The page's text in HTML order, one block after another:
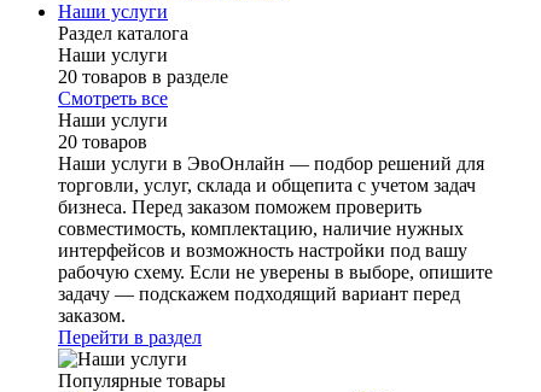
Наши услуги
Раздел каталога
Наши услуги
20 товаров в разделе
Смотреть все
Наши услуги
20 товаров
Наши услуги в ЭвоОнлайн — подбор решений для
торговли, услуг, склада и общепита с учетом задач
бизнеса. Перед заказом поможем проверить
совместимость, комплектацию, наличие нужных
интерфейсов и возможность настройки под вашу
рабочую схему. Если не уверены в выборе, опишите
задачу — подскажем подходящий вариант перед
заказом.
Перейти в раздел
Популярные товары